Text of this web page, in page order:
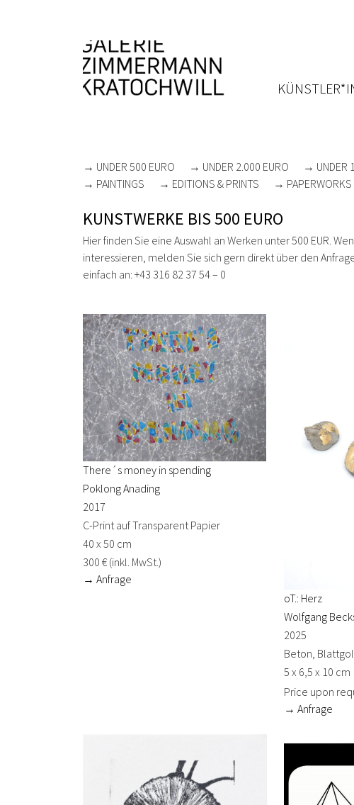
→ UNDER 500 EURO → UNDER 2.000 EURO → UNDER
→ PAINTINGS
→ EDITIONS & PRINTS → PAPERWORKS
KUNSTWERKE BIS 500 EURO
Hier finden Sie eine Auswahl an Werken unter 500 EUR.
interessieren, melden Sie sich gern direkt über den
einfach an: +43 316 82 37 54 – 0
There´s money in spending
Poklong Anading
2017
C-Print auf Transparent Papier
40 x 50 cm
300 € (inkl. MwSt.)
→ Anfrage
oT.: Herz
Wolfgang
2025
Beton,
5 x 6,5 x 10 cm
Price upon
→ Anfrage